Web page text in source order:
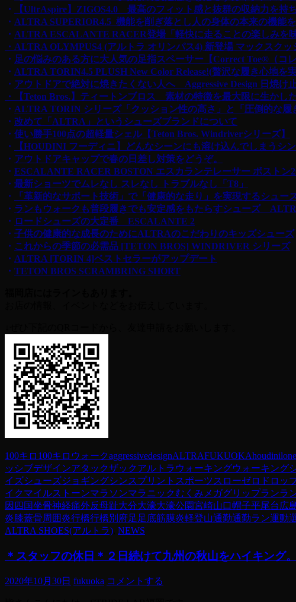
・
【UltrAspire】ZIGOS4.0 最高のフィット感と抜群の収納力を持
・ ALTRA SUPERIOR4.5 機能を削ぎ落とし人の身体の本来の機能
・ ALTRA ESCALANTE RACER登場「軽快に走ることの楽しみを
・ALTRA OLYMPUS4 (アルトラ オリンパス4) 新登場 マックスク
・ 足の悩みのある方に大人気の足指スペーサー【Correct Toe®︎（コレ
・ ALTRA TORIN4.5 PLUSH New Color Release!(贅沢な履き心地を
・ アウトドアで絶対に焼きたくない人へ Aggressive Design 日焼け
・【Teton Bros.】ティートンブロス 素材の特徴を最大限に生かし
・ ALTRA TORIN シリーズ「クッション性の高さ」と「圧倒的な
・ 改めて「ALTRA」というシューズブランドについて
・ 使い勝手100点の超軽量シェル【Teton Bros. Windriverシリーズ】
・
【HOUDINI フーディニ】どんなシーンにも溶け込んでしまうシ
・ アウトドアキャップで春の日差し対策をどうぞ。
・ ESCALANTE RACER BOSTON エスカランテレーサー ボストン
・ 最新ショーツでムレなし スレなし トラブルなし「T8」
・
「革新的なサポート技術」で「健康的な走り」を実現するシュ
・ ランもウォークも普段履きでも安定感をもたらすシューズ
・ ロードシューズの大定番 ESCALANTE 2
・ 子供の健康的な成長のためにALTRAのこだわりのキッズシューズ
・ これからの季節の必需品 [TETON BROS] WINDRIVER シリーズ
・ ALTRA [TORIN 4]ベストセラーがアップデート
・ TETON BROS SCRAMBRING SHORT
100キロ 100キロウォークaggressivedesignALTRAFUKUOKAhoudini
ッシブデザインアタックザック アルトラ ウォーキングウォーキング
イズシューズジョギングシンスプリント スポーツスローゼロドロッ
イク マイルストーンマラソンマラニックむくみメガグリップランラ
因 四国坐骨神経痛外反母趾大分大濠大濠公園宮崎山口帽子平尾台広
炎膝蓋骨周囲炎行橋行橋別府足足底筋膜炎軽登山通勤通勤ラン運動
ALTRA SHOES(アルトラ) NEWS
＊スタッフの休日＊２日続けて九州の秋山をハイキング。
2020年10月30日 fukuoka コメントする